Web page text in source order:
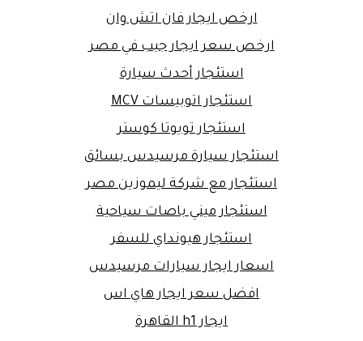
ارخص ايجار فان اتش وان
ارخص سعر ايجار جيب في مصر
استئجار أحدث سيارة
استئجار اتوبيسات MCV
استئجار تويوتا كوستر
استئجار سيارة مرسيدس بسائق
استئجار مع شركة ليموزين مصر
استئجار ميني باصات سياحية
استئجار هيونداي للسفر
اسعار ايجار سيارات مرسيدس
افضل سعر ايجار هاي اس
ايجار h1 القاهرة